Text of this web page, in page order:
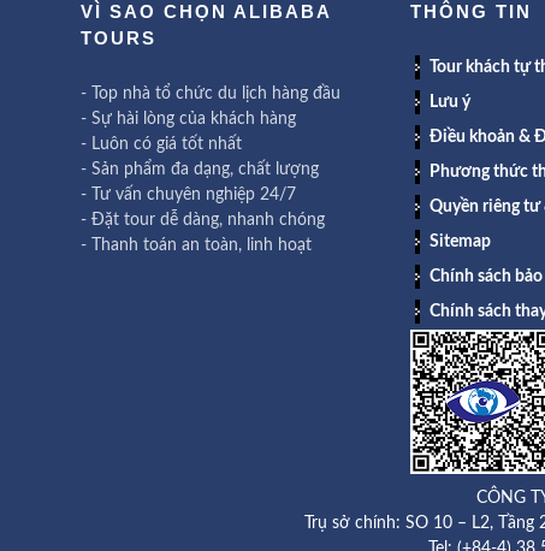
VÌ SAO CHỌN ALIBABA
TOURS
- Top nhà tổ chức du lịch hàng đầu
- Sự hài lòng của khách hàng
- Luôn có giá tốt nhất
- Sản phẩm đa dạng, chất lượng
- Tư vấn chuyên nghiệp 24/7
- Đặt tour dễ dàng, nhanh chóng
- Thanh toán an toàn, linh hoạt
THÔNG TIN
Tour khách tự
Lưu ý
Điều khoản &
Phương thức
Quyền riêng tư
Sitemap
Chính sách
Chính sách
CÔNG
Trụ sở chính: SO 10 – L2,